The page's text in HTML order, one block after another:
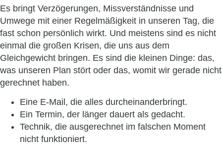
Es bringt Verzögerungen, Missverständnisse und
Umwege mit einer Regelmäßigkeit in unseren Tag, die
fast schon persönlich wirkt. Und meistens sind es nicht
einmal die großen Krisen, die uns aus dem
Gleichgewicht bringen. Es sind die kleinen Dinge: das,
was unseren Plan stört oder das, womit wir gerade nicht
gerechnet haben.
Eine E-Mail, die alles durcheinanderbringt.
Ein Termin, der länger dauert als gedacht.
Technik, die ausgerechnet im falschen Moment
nicht funktioniert.